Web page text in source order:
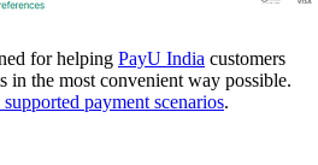
for helping PayU India customers
in the most convenient way possible.
payment scenarios.